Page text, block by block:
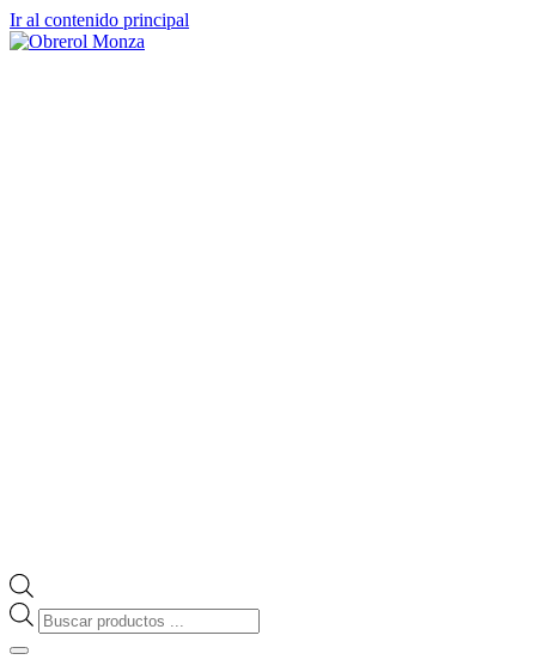
Ir al contenido principal
Búsqueda
de